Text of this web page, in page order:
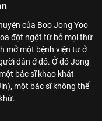
của Boo Jong Yoo
đột ngột từ bỏ mọi thứ
mở một bệnh viện tư ở
dân ở đó. Ở đó Jong
bác sĩ khao khát
một bác sĩ không thể